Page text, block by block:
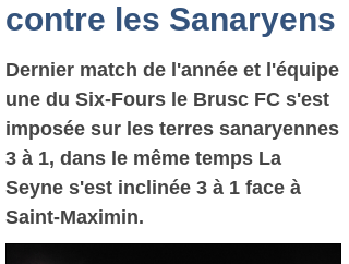
contre les Sanaryens
Dernier match de l'année et l'équipe
une du Six-Fours le Brusc FC s'est
imposée sur les terres sanaryennes
3 à 1, dans le même temps La
Seyne s'est inclinée 3 à 1 face à
Saint-Maximin.